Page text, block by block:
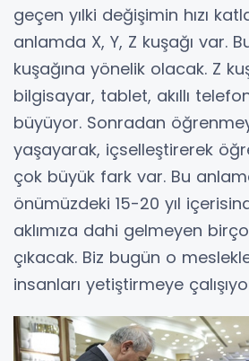
geçen yılki değişimin hızı
anlamda X, Y, Z kuşağı var.
kuşağına yönelik olacak. Z
bilgisayar, tablet, akıllı
büyüyor. Sonradan
yaşayarak, içselleştirerek
çok büyük fark var. Bu
önümüzdeki 15-20 yıl
aklımıza dahi gelmeyen
çıkacak. Biz bugün o
insanları yetiştirmeye